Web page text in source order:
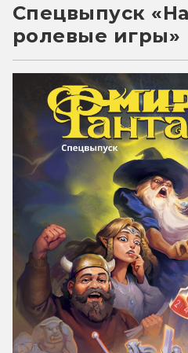
Спецвыпуск
ролевые игры»